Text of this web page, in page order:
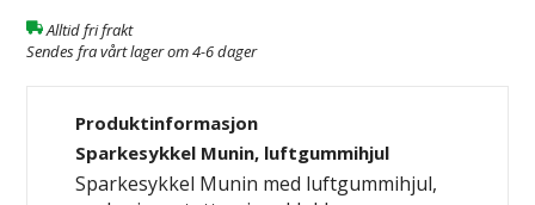
Alltid fri frakt
Sendes fra vårt lager om 4-6 dager
Produktinformasjon
Sparkesykkel Munin, luftgummihjul
Sparkesykkel Munin med luftgummihjul,